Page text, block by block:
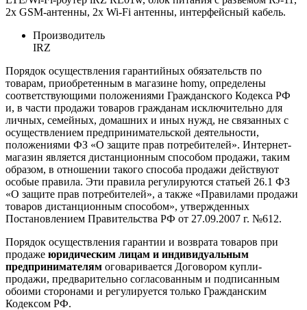
2х GSM-антенны, 2х Wi-Fi антенны, интерфейсный кабель.
Производитель
IRZ
Порядок осуществления гарантийных обязательств по
товарам, приобретенным в магазине homy, определены
соответствующими положениями Гражданского Кодекса РФ
и, в части продажи товаров гражданам исключительно для
личных, семейных, домашних и иных нужд, не связанных с
осуществлением предпринимательской деятельности,
положениями ФЗ «О защите прав потребителей». Интернет-
магазин является дистанционным способом продажи, таким
образом, в отношении такого способа продажи действуют
особые правила. Эти правила регулируются статьей 26.1 ФЗ
«О защите прав потребителей», а также «Правилами продажи
товаров дистанционным способом», утвержденных
Постановлением Правительства РФ от 27.09.2007 г. №612.
Порядок осуществления гарантии и возврата товаров при
продаже юридическим лицам и индивидуальным
предпринимателям оговаривается Договором купли-
продажи, предварительно согласованным и подписанным
обоими сторонами и регулируется только Гражданским
Кодексом РФ.